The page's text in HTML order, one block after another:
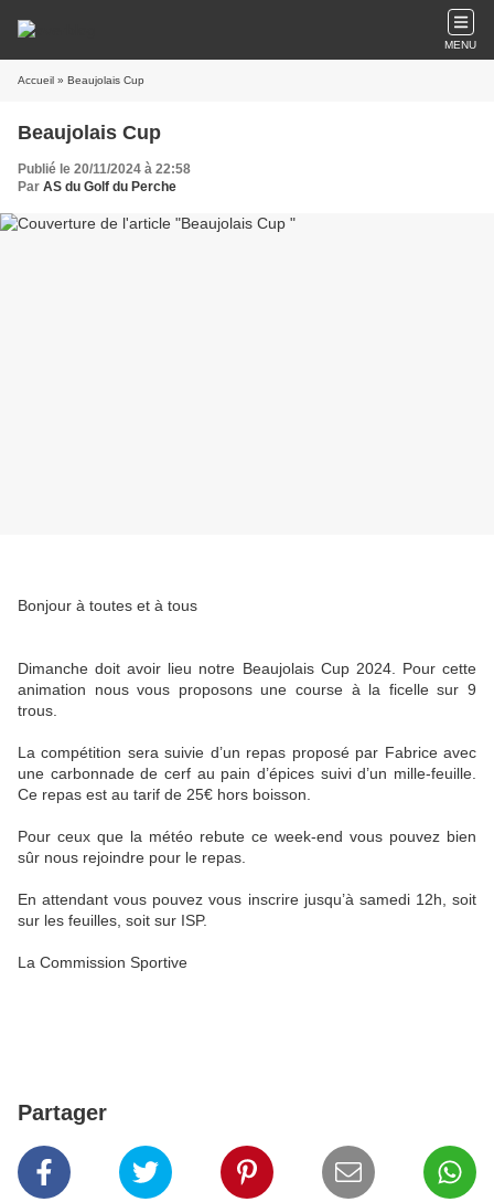
MENU
Accueil » Beaujolais Cup
Beaujolais Cup
Publié le 20/11/2024 à 22:58
Par AS du Golf du Perche
Bonjour à toutes et à tous
Dimanche doit avoir lieu notre Beaujolais Cup 2024. Pour cette
animation nous vous proposons une course à la ficelle sur 9
trous.
La compétition sera suivie d’un repas proposé par Fabrice avec
une carbonnade de cerf au pain d’épices suivi d’un mille-feuille.
Ce repas est au tarif de 25€ hors boisson.
Pour ceux que la météo rebute ce week-end vous pouvez bien
sûr nous rejoindre pour le repas.
En attendant vous pouvez vous inscrire jusqu’à samedi 12h, soit
sur les feuilles, soit sur ISP.
La Commission Sportive
Partager